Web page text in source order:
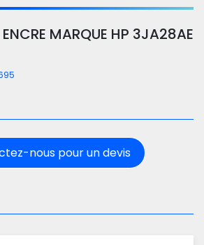
MARQUE HP 3JA28AE
nous pour un devis